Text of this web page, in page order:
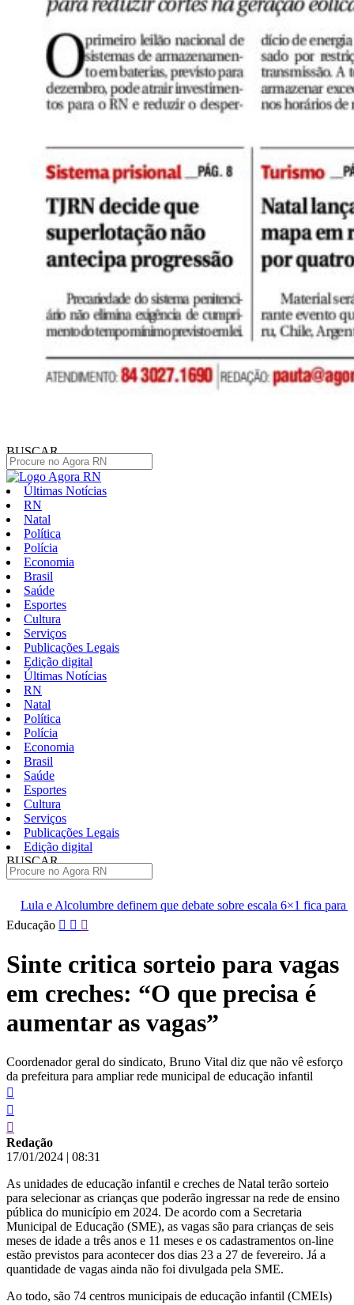
BUSCAR
Últimas Notícias
RN
Natal
Política
Polícia
Economia
Brasil
Saúde
Esportes
Cultura
Serviços
Publicações Legais
Edição digital
Últimas Notícias
RN
Natal
Política
Polícia
Economia
Brasil
Saúde
Esportes
Cultura
Serviços
Publicações Legais
Edição digital
BUSCAR
que debate sobre escala 6×1 fica para depois das eleições
Pular
conteúdo
Educação
Sinte critica sorteio para vagas
em creches: “O que precisa é
aumentar as vagas”
Coordenador geral do sindicato, Bruno Vital diz que não vê esforço
da prefeitura para ampliar rede municipal de educação infantil
Redação
17/01/2024 | 08:31
As unidades de educação infantil e creches de Natal terão sorteio
para selecionar as crianças que poderão ingressar na rede de ensino
pública do município em 2024. De acordo com a Secretaria
Municipal de Educação (SME), as vagas são para crianças de seis
meses de idade a três anos e 11 meses e os cadastramentos on-line
estão previstos para acontecer dos dias 23 a 27 de fevereiro. Já a
quantidade de vagas ainda não foi divulgada pela SME.
Ao todo, são 74 centros municipais de educação infantil (CMEIs)